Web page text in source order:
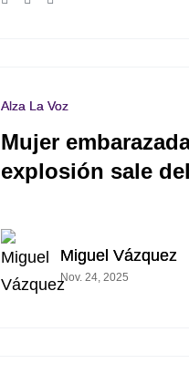
Alza La Voz
Mujer
explosión sale
Miguel Vázquez
Nov. 24, 2025